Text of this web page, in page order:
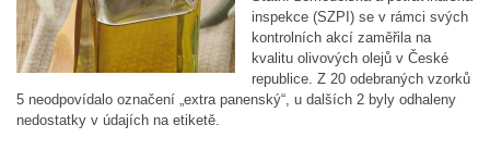
inspekce (SZPI) se v rámci svých
kontrolních akcí zaměřila na
kvalitu olivových olejů v České
republice. Z 20 odebraných vzorků
5 neodpovídalo označení „extra panenský“, u dalších 2 byly odhaleny
nedostatky v údajích na etiketě.